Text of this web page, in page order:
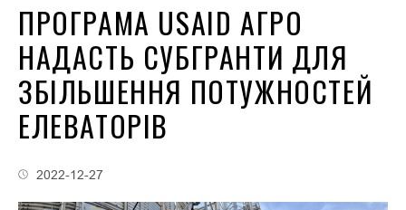
ПРОГРАМА USAID АГРО
НАДАСТЬ СУБГРАНТИ ДЛЯ
ЗБІЛЬШЕННЯ ПОТУЖНОСТЕЙ
ЕЛЕВАТОРІВ
2022-12-27